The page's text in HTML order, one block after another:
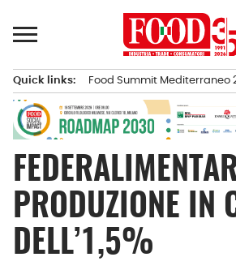
al
principale
Quick links: Food Summit Mediterraneo
PRODUZIONE IN
DELL’1,5%